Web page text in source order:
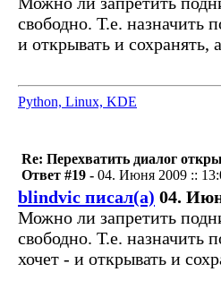
свободно. Т.е. назначить
и открывать и сохранять,
Python, Linux, KDE
Re: Перехватить диалог
Ответ #19 - 04. Июня 2009 ::
blindvic писал(а) 04.
Можно ли запретить
свободно. Т.е. назначить
хочет - и открывать и